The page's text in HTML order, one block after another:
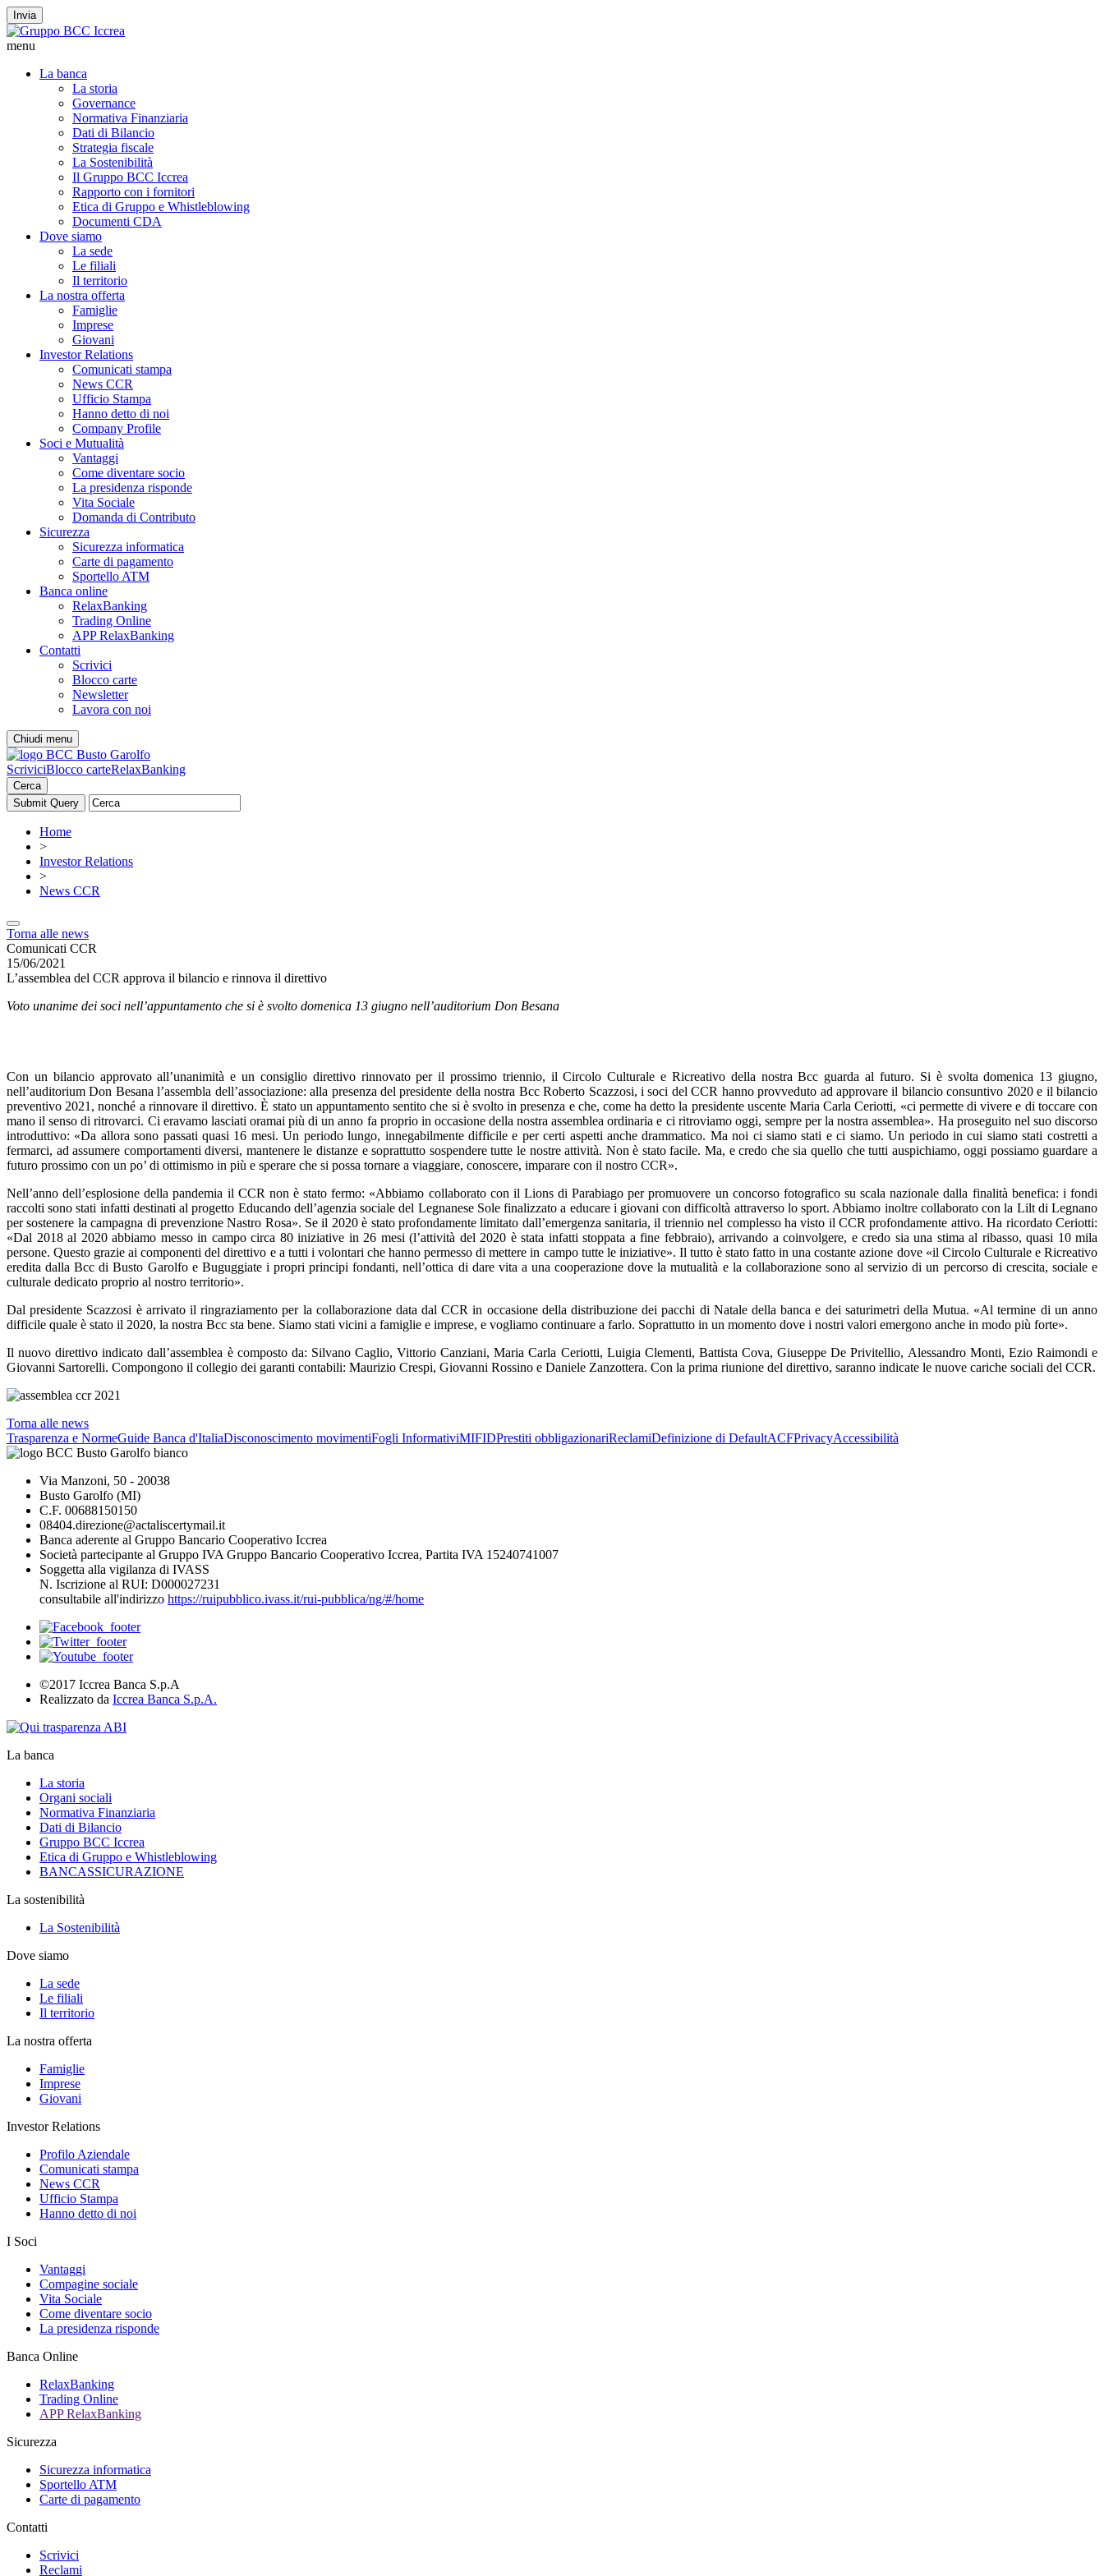
Invia
menu
La banca
La storia
Governance
Normativa Finanziaria
Dati di Bilancio
Strategia fiscale
La Sostenibilità
Il Gruppo BCC Iccrea
Rapporto con i fornitori
Etica di Gruppo e Whistleblowing
Documenti CDA
Dove siamo
La sede
Le filiali
Il territorio
La nostra offerta
Famiglie
Imprese
Giovani
Investor Relations
Comunicati stampa
News CCR
Ufficio Stampa
Hanno detto di noi
Company Profile
Soci e Mutualità
Vantaggi
Come diventare socio
La presidenza risponde
Vita Sociale
Domanda di Contributo
Sicurezza
Sicurezza informatica
Carte di pagamento
Sportello ATM
Banca online
RelaxBanking
Trading Online
APP RelaxBanking
Contatti
Scrivici
Blocco carte
Newsletter
Lavora con noi
Chiudi menu
ScriviciBlocco carteRelaxBanking
Cerca
Home
>
Investor Relations
>
News CCR
Torna alle news
Comunicati CCR
15/06/2021
L’assemblea del CCR approva il bilancio e rinnova il direttivo
Voto unanime dei soci nell’appuntamento che si è svolto domenica 13 giugno nell’auditorium Don Besana
Con un bilancio approvato all’unanimità e un consiglio direttivo rinnovato per il prossimo triennio, il Circolo Culturale e Ricreativo della nostra Bcc guarda al futuro. Si è svolta domenica 13 giugno,
nell’auditorium Don Besana l’assembla dell’associazione: alla presenza del presidente della nostra Bcc Roberto Scazzosi, i soci del CCR hanno provveduto ad approvare il bilancio consuntivo 2020 e il bilancio
preventivo 2021, nonché a rinnovare il direttivo. È stato un appuntamento sentito che si è svolto in presenza e che, come ha detto la presidente uscente Maria Carla Ceriotti, «ci permette di vivere e di toccare con
mano il senso di ritrovarci. Ci eravamo lasciati oramai più di un anno fa proprio in occasione della nostra assemblea ordinaria e ci ritroviamo oggi, sempre per la nostra assemblea». Ha proseguito nel suo discorso
introduttivo: «Da allora sono passati quasi 16 mesi. Un periodo lungo, innegabilmente difficile e per certi aspetti anche drammatico. Ma noi ci siamo stati e ci siamo. Un periodo in cui siamo stati costretti a
fermarci, ad assumere comportamenti diversi, mantenere le distanze e soprattutto sospendere tutte le nostre attività. Non è stato facile. Ma, e credo che sia quello che tutti auspichiamo, oggi possiamo guardare a
futuro prossimo con un po’ di ottimismo in più e sperare che si possa tornare a viaggiare, conoscere, imparare con il nostro CCR».
Nell’anno dell’esplosione della pandemia il CCR non è stato fermo: «Abbiamo collaborato con il Lions di Parabiago per promuovere un concorso fotografico su scala nazionale dalla finalità benefica: i fondi
raccolti sono stati infatti destinati al progetto Educando dell’agenzia sociale del Legnanese Sole finalizzato a educare i giovani con difficoltà attraverso lo sport. Abbiamo inoltre collaborato con la Lilt di Legnano
per sostenere la campagna di prevenzione Nastro Rosa». Se il 2020 è stato profondamente limitato dall’emergenza sanitaria, il triennio nel complesso ha visto il CCR profondamente attivo. Ha ricordato Ceriotti:
«Dal 2018 al 2020 abbiamo messo in campo circa 80 iniziative in 26 mesi (l’attività del 2020 è stata infatti stoppata a fine febbraio), arrivando a coinvolgere, e credo sia una stima al ribasso, quasi 10 mila
persone. Questo grazie ai componenti del direttivo e a tutti i volontari che hanno permesso di mettere in campo tutte le iniziative». Il tutto è stato fatto in una costante azione dove «il Circolo Culturale e Ricreativo
eredita dalla Bcc di Busto Garolfo e Buguggiate i propri principi fondanti, nell’ottica di dare vita a una cooperazione dove la mutualità e la collaborazione sono al servizio di un percorso di crescita, sociale e
culturale dedicato proprio al nostro territorio».
Dal presidente Scazzosi è arrivato il ringraziamento per la collaborazione data dal CCR in occasione della distribuzione dei pacchi di Natale della banca e dei saturimetri della Mutua. «Al termine di un anno
difficile quale è stato il 2020, la nostra Bcc sta bene. Siamo stati vicini a famiglie e imprese, e vogliamo continuare a farlo. Soprattutto in un momento dove i nostri valori emergono anche in modo più forte».
Il nuovo direttivo indicato dall’assemblea è composto da: Silvano Caglio, Vittorio Canziani, Maria Carla Ceriotti, Luigia Clementi, Battista Cova, Giuseppe De Privitellio, Alessandro Monti, Ezio Raimondi e
Giovanni Sartorelli. Compongono il collegio dei garanti contabili: Maurizio Crespi, Giovanni Rossino e Daniele Zanzottera. Con la prima riunione del direttivo, saranno indicate le nuove cariche sociali del CCR.
Torna alle news
Trasparenza e NormeGuide Banca d'ItaliaDisconoscimento movimentiFogli InformativiMIFIDPrestiti obbligazionariReclamiDefinizione di DefaultACFPrivacyAccessibilità
Via Manzoni, 50 - 20038
Busto Garolfo (MI)
C.F. 00688150150
08404.direzione@actaliscertymail.it
Banca aderente al Gruppo Bancario Cooperativo Iccrea
Società partecipante al Gruppo IVA Gruppo Bancario Cooperativo Iccrea, Partita IVA 15240741007
Soggetta alla vigilanza di IVASS
N. Iscrizione al RUI: D000027231
consultabile all'indirizzo https://ruipubblico.ivass.it/rui-pubblica/ng/#/home
©2017 Iccrea Banca S.p.A
Realizzato da Iccrea Banca S.p.A.
La banca
La storia
Organi sociali
Normativa Finanziaria
Dati di Bilancio
Gruppo BCC Iccrea
Etica di Gruppo e Whistleblowing
BANCASSICURAZIONE
La sostenibilità
La Sostenibilità
Dove siamo
La sede
Le filiali
Il territorio
La nostra offerta
Famiglie
Imprese
Giovani
Investor Relations
Profilo Aziendale
Comunicati stampa
News CCR
Ufficio Stampa
Hanno detto di noi
I Soci
Vantaggi
Compagine sociale
Vita Sociale
Come diventare socio
La presidenza risponde
Banca Online
RelaxBanking
Trading Online
APP RelaxBanking
Sicurezza
Sicurezza informatica
Sportello ATM
Carte di pagamento
Contatti
Scrivici
Reclami